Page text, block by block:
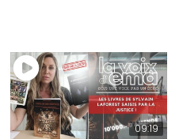
09:19